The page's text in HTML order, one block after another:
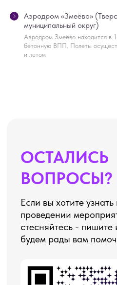
Аэродром «Змеёво»
муниципальный округ)
Аэродром Змеёво находится в
бетонную ВПП. Полеты
и летом